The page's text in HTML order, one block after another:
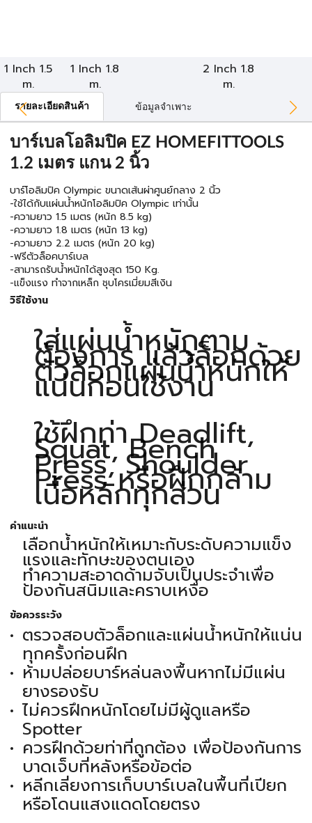
1 Inch 1.5
m.
1 Inch 1.8
m.
2 Inch 1.8
m.
รายละเอียดสินค้า ข้อมูลจำเพาะ
บาร์เบลโอลิมปิค EZ HOMEFITTOOLS
1.2 เมตร แกน 2 นิ้ว
บาร์โอลิมปิค Olympic ขนาดเส้นผ่าศูนย์กลาง 2 นิ้ว
-ใช้ได้กับแผ่นน้ำหนักโอลิมปิค Olympic เท่านั้น
-ความยาว 1.5 เมตร (หนัก 8.5 kg)
-ความยาว 1.8 เมตร (หนัก 13 kg)
-ความยาว 2.2 เมตร (หนัก 20 kg)
-ฟรีตัวล็อคบาร์เบล
-สามารถรับน้ำหนักได้สูงสุด 150 Kg.
-แข็งแรง ทำจากเหล็ก ชุบโครเมี่ยมสีเงิน
วิธีใช้งาน
ใส่แผ่นน้ำหนักตาม
ต้องการ แล้วล็อกด้วย
ตัวล็อกแผ่นน้ำหนักให้
แน่นก่อนใช้งาน
ใช้ฝึกท่า Deadlift,
Squat, Bench
Press, Shoulder
Press หรือฝึกกล้าม
เนื้อหลักทุกส่วน
คำแนะนำ
เลือกน้ำหนักให้เหมาะกับระดับความแข็ง
แรงและทักษะของตนเอง
ทำความสะอาดด้ามจับเป็นประจำเพื่อ
ป้องกันสนิมและคราบเหงื่อ
ข้อควรระวัง
ตรวจสอบตัวล็อกและแผ่นน้ำหนักให้แน่น
ทุกครั้งก่อนฝึก
ห้ามปล่อยบาร์หล่นลงพื้นหากไม่มีแผ่น
ยางรองรับ
ไม่ควรฝึกหนักโดยไม่มีผู้ดูแลหรือ
Spotter
ควรฝึกด้วยท่าที่ถูกต้อง เพื่อป้องกันการ
บาดเจ็บที่หลังหรือข้อต่อ
หลีกเลี่ยงการเก็บบาร์เบลในพื้นที่เปียก
หรือโดนแสงแดดโดยตรง